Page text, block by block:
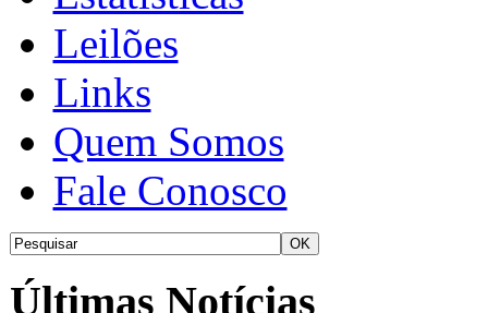
Leilões
Links
Quem Somos
Fale Conosco
Últimas Notícias